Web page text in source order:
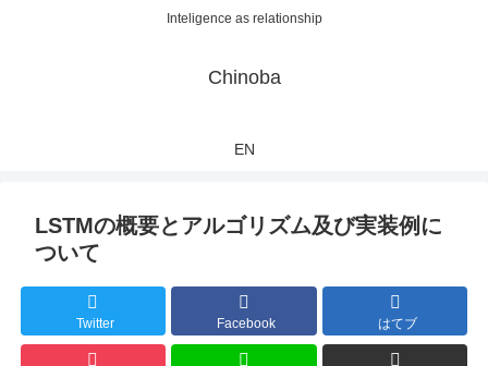
Inteligence as relationship
Chinoba
EN
LSTMの概要とアルゴリズム及び実装例に
ついて
Twitter Facebook はてブ